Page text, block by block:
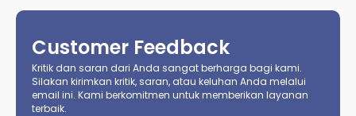
Customer Feedback
Kritik dan saran dari Anda sangat berharga bagi kami.
Silakan kirimkan kritik, saran, atau keluhan Anda melalui
email ini. Kami berkomitmen untuk memberikan layanan
terbaik.